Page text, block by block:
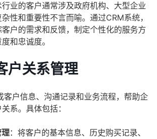
业的客户通常涉及政府机构、大型企业
性和重要性不言而喻。通过CRM系统，
户的需求和反馈，制定个性化的服务方
和忠诚度。
户关系管理
客户信息、沟通记录和业务流程，帮助企
系。具体包括：
：将客户的基本信息、历史购买记录、